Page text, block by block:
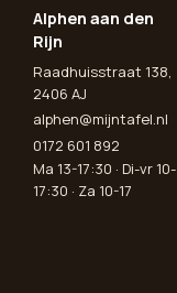
Alphen aan den
Rijn
Raadhuisstraat 138,
2406 AJ
alphen@mijntafel.nl
0172 601 892
Ma 13-17:30 · Di-vr 10-
17:30 · Za 10-17